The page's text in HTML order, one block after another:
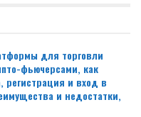
для торговли
фьючерсами, как
регистрация и вход в
и недостатки,